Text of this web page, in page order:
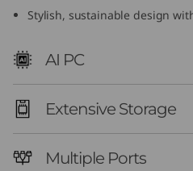
e
Stylish, sustainable design
AI PC
Extensive Storage
Multiple Ports